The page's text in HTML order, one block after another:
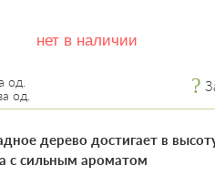
нет в наличии
од.
од.
дерево достигает в
с сильным ароматом